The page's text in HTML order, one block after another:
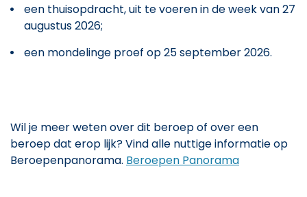
een thuisopdracht, uit te voeren in de week van 27
augustus 2026;
een mondelinge proef op 25 september 2026.
Wil je meer weten over dit beroep of over een
beroep dat erop lijk? Vind alle nuttige informatie op
Beroepenpanorama. Beroepen Panorama